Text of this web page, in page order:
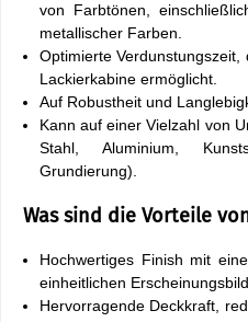
von Farbtönen,
metallischer Farben.
Optimierte
Lackierkabine ermöglicht.
Auf Robustheit und
Kann auf einer Vielzahl von
Stahl, Aluminium,
Grundierung).
Was sind die Vorteile
Hochwertiges Finish mit
einheitlichen Erscheinungsbild.
Hervorragende Deckkraft,